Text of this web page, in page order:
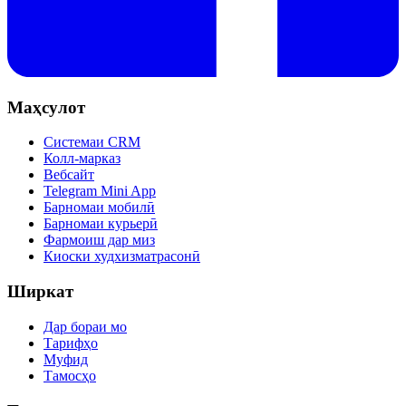
Маҳсулот
Системаи CRM
Колл-марказ
Вебсайт
Telegram Mini App
Барномаи мобилӣ
Барномаи курьерӣ
Фармоиш дар миз
Киоски худхизматрасонӣ
Ширкат
Дар бораи мо
Тарифҳо
Муфид
Тамосҳо